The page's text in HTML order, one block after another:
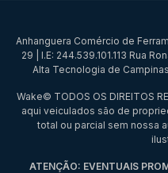
Anhanguera Comércio de
29 | I.E: 244.539.101.113 Rua
Alta Tecnologia de
Wake© TODOS OS DIREITOS
aqui veiculados são de
total ou parcial sem nossa
ATENÇÃO: EVENTUAIS